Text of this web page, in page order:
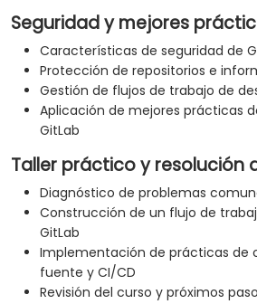
Seguridad y mejores
Características de seguridad de
Protección de repositorios e
Gestión de flujos de trabajo de
Aplicación de mejores prácticas
GitLab
Taller práctico y resolución
Diagnóstico de problemas
Construcción de un flujo de
GitLab
Implementación de prácticas de
fuente y CI/CD
Revisión del curso y próximos